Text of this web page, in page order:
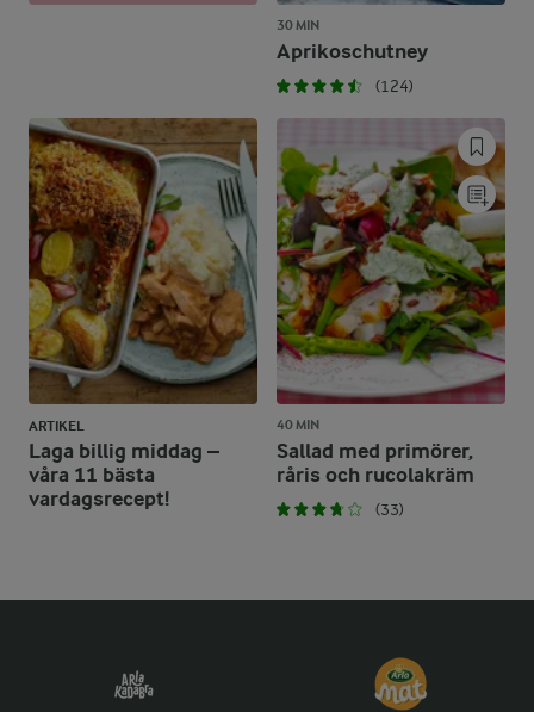
30 MIN
Aprikoschutney
(124)
ARTIKEL
Laga billig middag –
våra 11 bästa
vardagsrecept!
40 MIN
Sallad med primörer,
råris och rucolakräm
(33)